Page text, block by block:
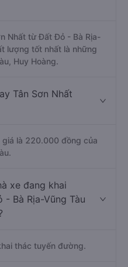
Nhất từ Đất Đỏ - Bà Rịa-
lượng tốt nhất là những
Huy Hoàng.
Tân Sơn Nhất
giá là 220.000 đồng của
xe đang khai
Bà Rịa-Vũng Tàu
thác tuyến đường.